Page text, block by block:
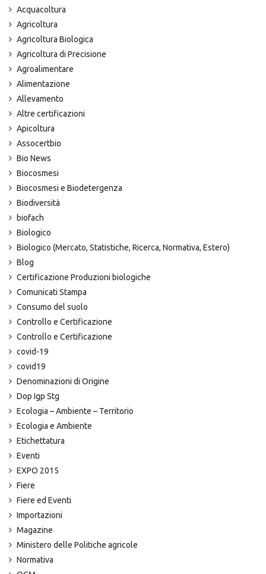
Acquacoltura
Agricoltura
Agricoltura Biologica
Agricoltura di Precisione
Agroalimentare
Alimentazione
Allevamento
Altre certificazioni
Apicoltura
Assocertbio
Bio News
Biocosmesi
Biocosmesi e Biodetergenza
Biodiversità
biofach
Biologico
Biologico (Mercato, Statistiche, Ricerca, Normativa, Estero)
Blog
Certificazione Produzioni biologiche
Comunicati Stampa
Consumo del suolo
Controllo e Certificazione
Controllo e Certificazione
covid-19
covid19
Denominazioni di Origine
Dop Igp Stg
Ecologia – Ambiente – Territorio
Ecologia e Ambiente
Etichettatura
Eventi
EXPO 2015
Fiere
Fiere ed Eventi
Importazioni
Magazine
Ministero delle Politiche agricole
Normativa